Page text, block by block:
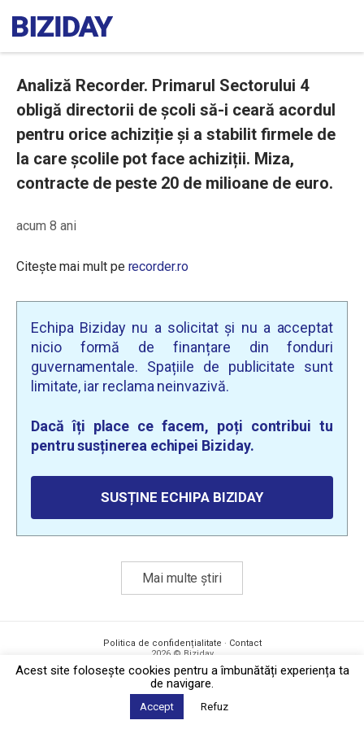
Analiză Recorder. Primarul Sectorului 4
obligă directorii de școli să-i ceară acordul
pentru orice achiziție și a stabilit firmele de
la care școlile pot face achiziții. Miza,
contracte de peste 20 de milioane de euro.
acum 8 ani
Citește mai mult pe recorder.ro
Echipa Biziday nu a solicitat și nu a acceptat
nicio formă de finanțare din fonduri
guvernamentale. Spațiile de publicitate sunt
limitate, iar reclama neinvazivă.
Dacă îți place ce facem, poți contribui tu
pentru susținerea echipei Biziday.
SUSȚINE ECHIPA BIZIDAY
Mai multe știri
Politica de confidențialitate · Contact
2026 © Biziday
Acest site foloseşte cookies pentru a îmbunătăți experiența ta
de navigare.
Accept Refuz